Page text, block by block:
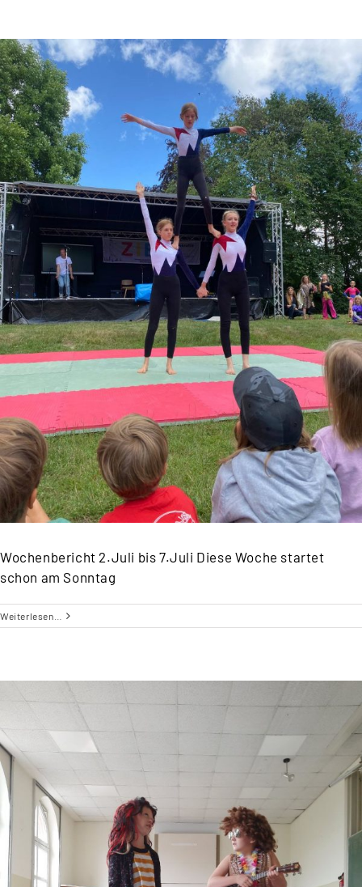
Wochenbericht 2.Juli bis 7.Juli Diese Woche startet
schon am Sonntag
Weiterlesen…